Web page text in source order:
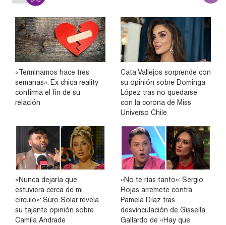
«Terminamos hace tres
semanas»: Ex chica reality
confirma el fin de su
relación
Cata Vallejos sorprende con
su opinión sobre Dominga
López tras no quedarse
con la corona de Miss
Universo Chile
«Nunca dejaría que
estuviera cerca de mi
círculo»: Suro Solar revela
su tajante opinión sobre
Camila Andrade
«No te rías tanto»: Sergio
Rojas arremete contra
Pamela Díaz tras
desvinculación de Gissella
Gallardo de «Hay que